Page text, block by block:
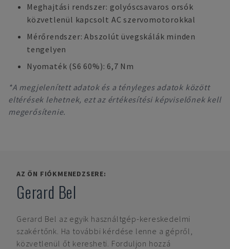
Meghajtási rendszer: golyóscsavaros orsók
közvetlenül kapcsolt AC szervomotorokkal
Mérőrendszer: Abszolút üvegskálák minden
tengelyen
Nyomaték (S6 60%): 6,7 Nm
*A megjelenített adatok és a tényleges adatok között
eltérések lehetnek, ezt az értékesítési képviselőnek kell
megerősítenie.
AZ ÖN FIÓKMENEDZSERE:
Gerard Bel
Gerard Bel az egyik használtgép-kereskedelmi
szakértőnk. Ha további kérdése lenne a gépről,
közvetlenül őt keresheti. Forduljon hozzá